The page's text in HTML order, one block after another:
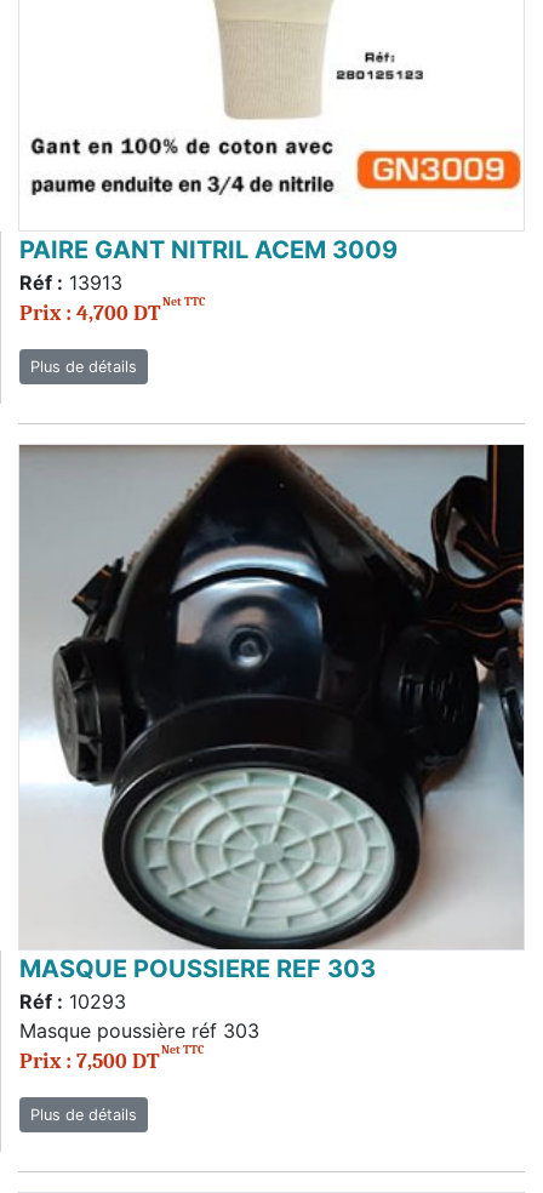
PAIRE GANT NITRIL ACEM 3009
Réf : 13913
Prix : 4,700 DTNet TTC
Plus de détails
MASQUE POUSSIERE REF 303
Réf : 10293
Masque poussière réf 303
Prix : 7,500 DTNet TTC
Plus de détails